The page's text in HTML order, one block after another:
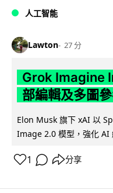
人工智能
Lawton 27 分
Grok Imagine
部編輯及多圖
Elon Musk 旗下 xAI 以
Image 2.0 模型，強化 AI
1 分享